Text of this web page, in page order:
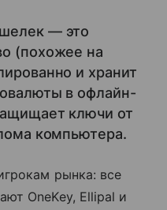
— это
(похожее на
и хранит
в офлайн-
ключи от
компьютера.
рынка: все
OneKey, Ellipal и